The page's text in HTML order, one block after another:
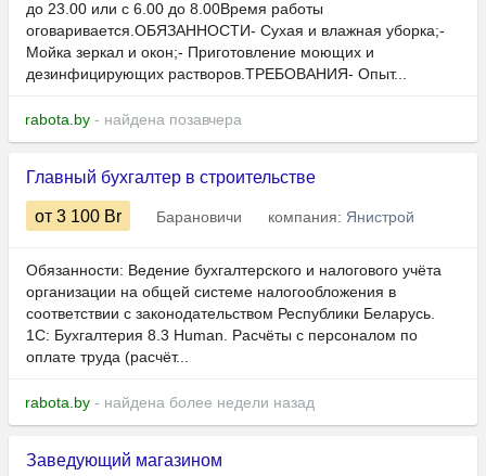
до 23.00 или с 6.00 до 8.00Время работы
оговаривается.ОБЯЗАННОСТИ- Сухая и влажная уборка;-
Мойка зеркал и окон;- Приготовление моющих и
дезинфицирующих растворов.ТРЕБОВАНИЯ- Опыт...
rabota.by - найдена позавчера
Главный бухгалтер в строительстве
от 3 100 Br Барановичи компания: Янистрой
Обязанности: Ведение бухгалтерского и налогового учёта
организации на общей системе налогообложения в
соответствии с законодательством Республики Беларусь.
1С: Бухгалтерия 8.3 Human.​​​​​ Расчёты с персоналом по
оплате труда (расчёт...
rabota.by - найдена более недели назад
Заведующий магазином